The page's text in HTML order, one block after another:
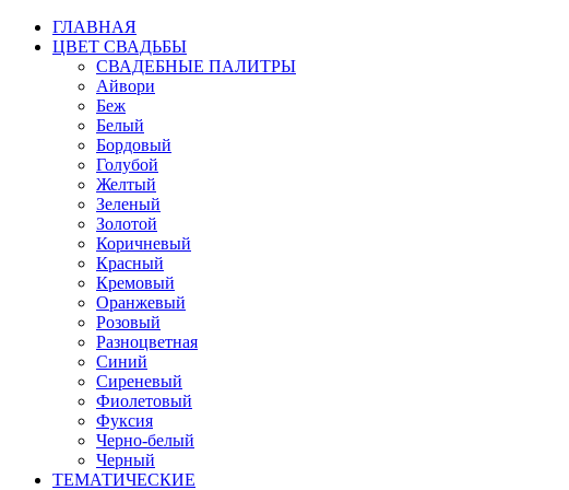
ГЛАВНАЯ
ЦВЕТ СВАДЬБЫ
СВАДЕБНЫЕ ПАЛИТРЫ
Айвори
Беж
Белый
Бордовый
Голубой
Желтый
Зеленый
Золотой
Коричневый
Красный
Кремовый
Оранжевый
Розовый
Разноцветная
Синий
Сиреневый
Фиолетовый
Фуксия
Черно-белый
Черный
ТЕМАТИЧЕСКИЕ